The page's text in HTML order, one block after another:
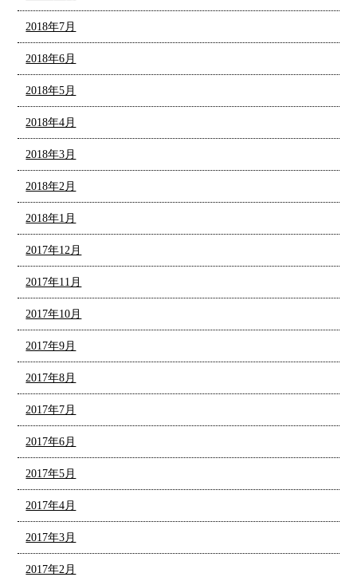
2018年7月
2018年6月
2018年5月
2018年4月
2018年3月
2018年2月
2018年1月
2017年12月
2017年11月
2017年10月
2017年9月
2017年8月
2017年7月
2017年6月
2017年5月
2017年4月
2017年3月
2017年2月